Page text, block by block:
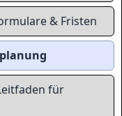
& Fristen
für